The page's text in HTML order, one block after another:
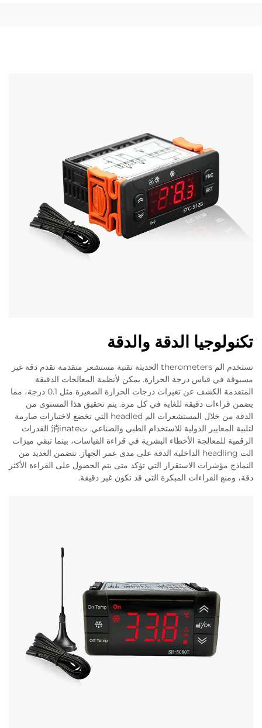
تكنولوجيا الدقة والدقة
تستخدم الم therometers الحديثة تقنية مستشعر متقدمة تقدم دقة غير
مسبوقة في قياس درجة الحرارة. يمكن لأنظمة المعالجات الدقيقة
المتقدمة الكشف عن تغيرات درجات الحرارة الصغيرة مثل 0.1 درجة، مما
يضمن قراءات دقيقة للغاية في كل مرة. يتم تحقيق هذا المستوى من
الدقة من خلال المستشعرات الم headled التي تخضع لاختبارات صارمة
لتلبية المعايير الدولية للاستخدام الطبي والصناعي. ت消inate القدرات
الرقمية للمعالجة الأخطاء البشرية في قراءة القياسات، بينما تبقي ميزات
الت headling الداخلية الدقة على مدى عمر الجهاز. تتضمن العديد من
النماذج مؤشرات الاستقرار التي تؤكد متى يتم الحصول على القراءة الأكثر
دقة، ومنع القراءات المبكرة التي قد تكون غير دقيقة.